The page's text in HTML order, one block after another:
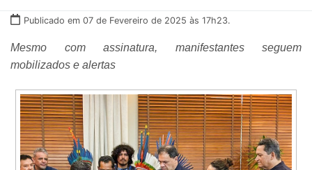
Publicado em 07 de Fevereiro de 2025 às 17h23.
Mesmo com assinatura, manifestantes seguem
mobilizados e alertas